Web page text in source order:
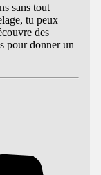
sans tout
tu peux
des
pour donner un